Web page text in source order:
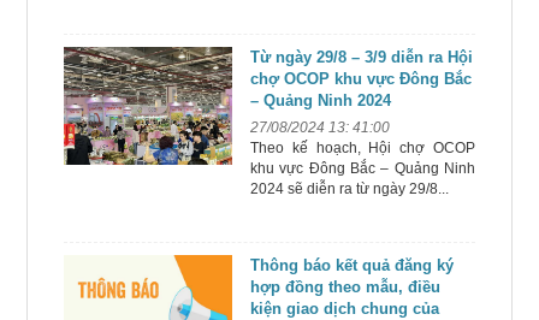
Từ ngày 29/8 – 3/9 diễn ra Hội
chợ OCOP khu vực Đông Bắc
– Quảng Ninh 2024
27/08/2024 13: 41:00
Theo kế hoạch, Hội chợ OCOP
khu vực Đông Bắc – Quảng Ninh
2024 sẽ diễn ra từ ngày 29/8...
Thông báo kết quả đăng ký
hợp đồng theo mẫu, điều
kiện giao dịch chung của